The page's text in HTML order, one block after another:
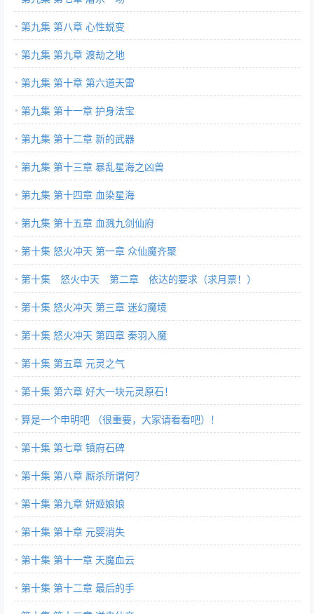
第九集 第八章 心性蜕变
第九集 第九章 渡劫之地
第九集 第十章 第六道天雷
第九集 第十一章 护身法宝
第九集 第十二章 新的武器
第九集 第十三章 暴乱星海之凶兽
第九集 第十四章 血染星海
第九集 第十五章 血溅九剑仙府
第十集 怒火冲天 第一章 众仙魔齐聚
第十集 怒火中天 第二章 依达的要求（求月票！）
第十集 怒火冲天 第三章 迷幻魔境
第十集 怒火冲天 第四章 秦羽入魔
第十集 第五章 元灵之气
第十集 第六章 好大一块元灵原石！
算是一个申明吧 （很重要，大家请看看吧）！
第十集 第七章 镇府石碑
第十集 第八章 厮杀所谓何？
第十集 第九章 妍姬娘娘
第十集 第十章 元婴消失
第十集 第十一章 天魔血云
第十集 第十二章 最后的手